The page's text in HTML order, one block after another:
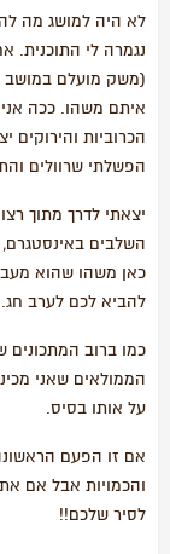
לא היה למושג מה
נגמרה לי התוכנית.
(משק מועלם במושב
איתם משהו. ככה
הכרוביות והירוקים
הפשלתי שרוולים
יצאתי לדרך מתוך
השלבים
כאן משהו שהוא
להביא לכם לערב חג.
כמו ברוב המתכונים
הממולאים שאני
על אותו בסיס.
אם זו הפעם
והכמויות אבל אם
לסיר שלכם!!